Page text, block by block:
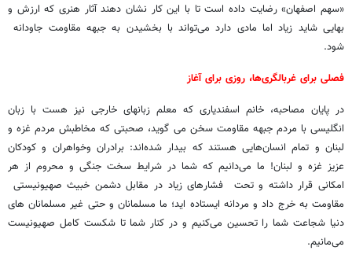
«سهم اصفهان» رضایت داده است تا با این کار نشان دهند آثار هنری که ارزش و
بهایی شاید زیاد اما مادی دارد می‌تواند با بخشیدن به جبهه مقاومت جاودانه
شود.
فصلی برای غربالگری‌ها، روزی برای آغاز
در پایان مصاحبه، خانم اسفندیاری که معلم زبانهای خارجی نیز هست با زبان
انگلیسی با مردم جبهه مقاومت سخن می گوید، صحبتی که مخاطبش مردم غزه و
لبنان و تمام انسان‌هایی هستند که بیدار شده‌اند: برادران وخواهران و کودکان
عزیز غزه و لبنان! ما می‌دانیم که شما در شرایط سخت جنگی و محروم از هر
امکانی قرار داشته و تحت فشارهای زیاد در مقابل دشمن خبیث صهیونیستی
مقاومت به خرج داد و مردانه‌ ایستاده اید؛ ما مسلمانان و حتی غیر مسلمانان های
دنیا شجاعت شما را تحسین می‌کنیم و در کنار شما تا شکست کامل صهیونیست
می‌مانیم.